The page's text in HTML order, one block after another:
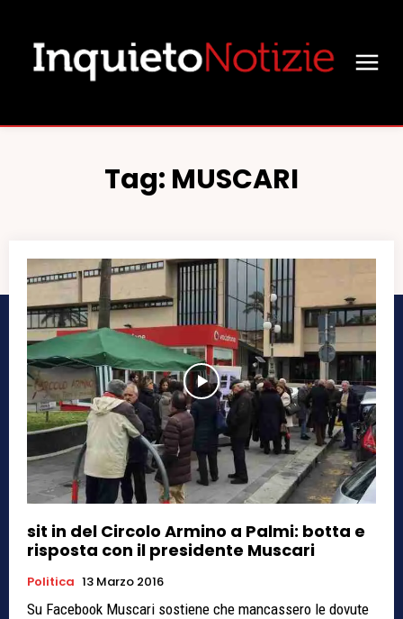
Tag: MUSCARI
sit in del Circolo Armino a Palmi: botta e
risposta con il presidente Muscari
Politica 13 Marzo 2016
Su Facebook Muscari sostiene che mancassero le dovute